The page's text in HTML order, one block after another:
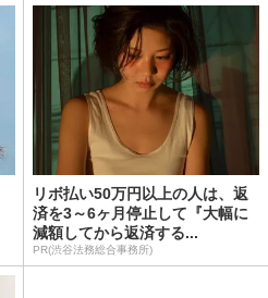
リボ払い50万円以上の人は、返
済を3～6ヶ月停止して『大幅に
減額してから返済する...
PR(渋谷法務総合事務所)